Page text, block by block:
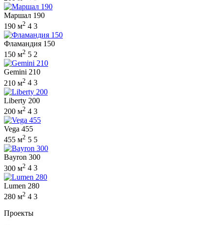
Маршал 190
190 м2 4 3
Фламандия 150
150 м2 5 2
Gemini 210
210 м2 4 3
Liberty 200
200 м2 4 3
Vega 455
455 м2 5 5
Bayron 300
300 м2 4 3
Lumen 280
280 м2 4 3
Проекты